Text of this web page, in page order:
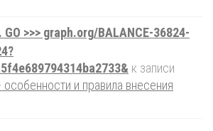
>>> graph.org/BALANCE-36824-
к записи
и правила внесения